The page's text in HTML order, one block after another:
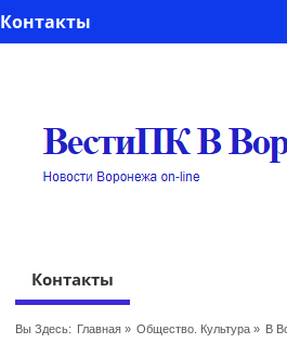
Контакты
Контакты
Вы Здесь: Главная» Общество. Культура » В